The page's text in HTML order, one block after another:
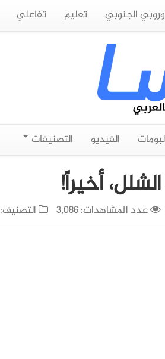
الجنوبي تعليم تفاعلي
الفيديو التصنيفات
أخيراً!
عدد المشاهدات: 3,086 التصنيف: